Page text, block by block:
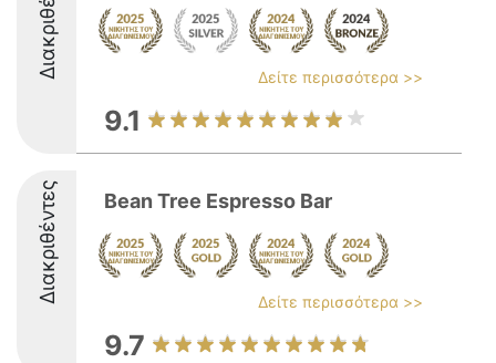
Δείτε περισσότερα >>
9.1
Διακριθέντες Bean Tree Espresso Bar
Δείτε περισσότερα >>
9.7